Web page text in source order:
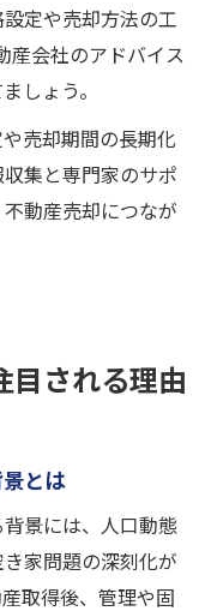
定や売却方法の工
産会社のアドバイス
しょう。
売却期間の長期化
集と専門家のサポ
動産売却につなが
目される理由
とは
景には、人口動態
家問題の深刻化が
取得後、管理や固